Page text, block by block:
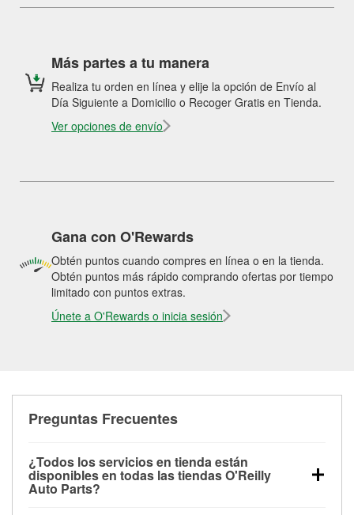
Más partes a tu manera
Realiza tu orden en línea y elije la opción de Envío al
Día Siguiente a Domicilio o Recoger Gratis en Tienda.
Ver opciones de envío
Gana con O'Rewards
Obtén puntos cuando compres en línea o en la tienda.
Obtén puntos más rápido comprando ofertas por tiempo
limitado con puntos extras.
Únete a O'Rewards o inicia sesión
Preguntas Frecuentes
¿Todos los servicios en tienda están
disponibles en todas las tiendas O'Reilly
Auto Parts?